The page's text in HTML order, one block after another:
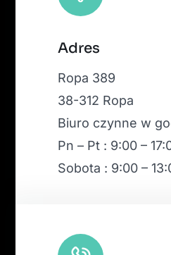
|Map tiles by
OpenStreetMap, under ODbL.
Adres
Ropa 389
38-312 Ropa
Biuro czynne w
Pn – Pt : 9:00 –
Sobota : 9:00 –